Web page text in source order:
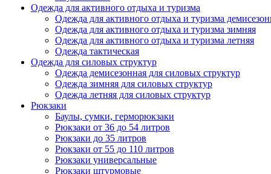
Одежда для активного отдыха и туризма
Одежда для активного отдыха и туризма
Одежда для активного отдыха и туризма зимняя
Одежда для активного отдыха и туризма летняя
Одежда тактическая
Одежда для силовых структур
Одежда демисезонная для силовых структур
Одежда зимняя для силовых структур
Одежда летняя для силовых структур
Рюкзаки
Баулы, сумки, герморюкзаки
Рюкзаки от 36 до 54 литров
Рюкзаки до 35 литров
Рюкзаки от 55 до 110 литров
Рюкзаки универсальные
Рюкзаки штурмовые